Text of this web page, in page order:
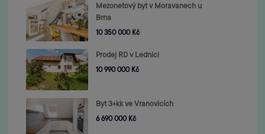
Mezonetový byt v Moravanech u
Brna
10 350 000 Kč
Prodej RD v Lednici
10 990 000 Kč
Byt 3+kk ve Vranovicích
6 690 000 Kč